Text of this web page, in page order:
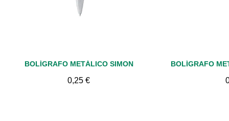
Vista rápida
BOLÍGRAFO METÁLICO SIMON
0,25 €